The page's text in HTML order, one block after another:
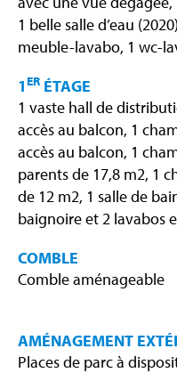
1 belle salle d’eau
meuble-lavabo, 1 wc-
1 ER ÉTAGE
1 vaste hall de
accès au balcon, 1
accès au balcon, 1
parents de 17,8 m2, 1
de 12 m2, 1 salle de
baignoire et 2 lavabos
COMBLE
Comble aménageable
AMÉNAGEMENT
Places de parc à